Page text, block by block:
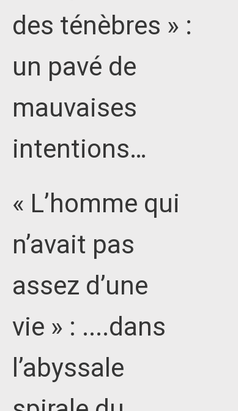
des ténèbres » :
un pavé de
mauvaises
intentions…
« L’homme qui
n’avait pas
assez d’une
vie » : ....dans
l’abyssale